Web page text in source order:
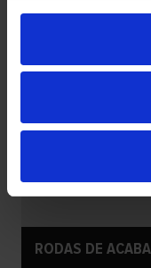
RODAS DE